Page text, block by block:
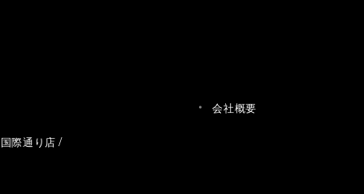
際通り店
会社概要